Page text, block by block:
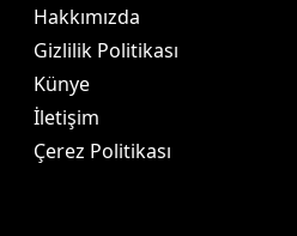
Hakkımızda
Gizlilik Politikası
Künye
İletişim
Çerez Politikası